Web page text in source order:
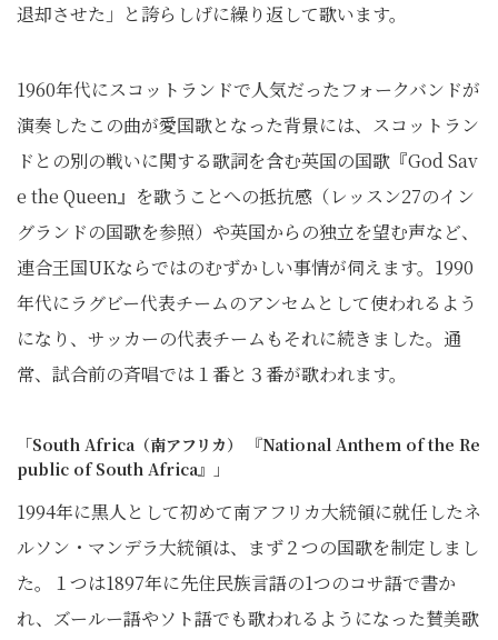
退却させた」と誇らしげに繰り返して歌います。
1960年代にスコットランドで人気だったフォークバンドが
演奏したこの曲が愛国歌となった背景には、スコットラン
ドとの別の戦いに関する歌詞を含む英国の国歌『God Sav
e the Queen』を歌うことへの抵抗感（レッスン27のイン
グランドの国歌を参照）や英国からの独立を望む声など、
連合王国UKならではのむずかしい事情が伺えます。1990
年代にラグビー代表チームのアンセムとして使われるよう
になり、サッカーの代表チームもそれに続きました。通
常、試合前の斉唱では１番と３番が歌われます。
「South Africa（南アフリカ） 『National Anthem of the Re
public of South Africa』」
1994年に黒人として初めて南アフリカ大統領に就任したネ
ルソン・マンデラ大統領は、まず２つの国歌を制定しまし
た。１つは1897年に先住民族言語の1つのコサ語で書か
れ、ズールー語やソト語でも歌われるようになった賛美歌